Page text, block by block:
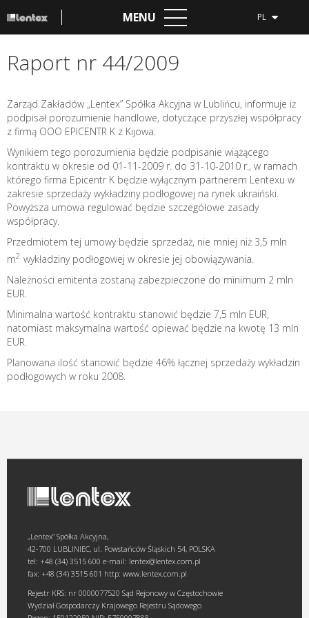
MENU PL
Raport nr 44/2009
Zarząd Zakładów „Lentex” Spółka Akcyjna w Lublińcu, informuje iż
podpisał porozumienie handlowe, dotyczące przyszłej współpracy
z firmą OOO EPICENTR K z Kijowa.
Wynikiem tego porozumienia będzie podpisanie wiążącego
kontraktu w okresie od 01-11-2009 r. do 31-10-2010 r., w ramach
którego firma Epicentr K będzie wyłącznym partnerem Lentexu w
zakresie sprzedaży wykładziny podłogowej na rynek ukraiński.
Powyższa umowa regulować będzie szczegółowe zasady
współpracy.
Przedmiotem tej umowy będzie sprzedaż, nie mniej niż 3,5 mln
m2 wykładziny podłogowej w okresie jej obowiązywania.
Należności emitenta zostaną zabezpieczone do minimum 2 mln
EUR.
Minimalna wartość kontraktu stanowić będzie 7,5 mln EUR,
natomiast maksymalna wartość opiewać będzie na kwotę 13 mln
EUR.
Planowana ilość stanowić będzie 46% łącznej sprzedaży wykładzin
podłogowych w roku 2008.
„Lentex” Spółka Akcyjna,
42-700 LUBLINIEC, ul. Powstańców Śląskich 54, POLSKA
tel: +48 (34) 3515 600 e-mail: lentex@lentex.com.pl
fax: +48 (34) 3515 601 http: www.lentex.com.pl
Rejestr KRS: nr 0000077520 Sąd Rejonowy w Częstochowie
Wydział Gospodarczy Krajowego Rejestru Sądowego